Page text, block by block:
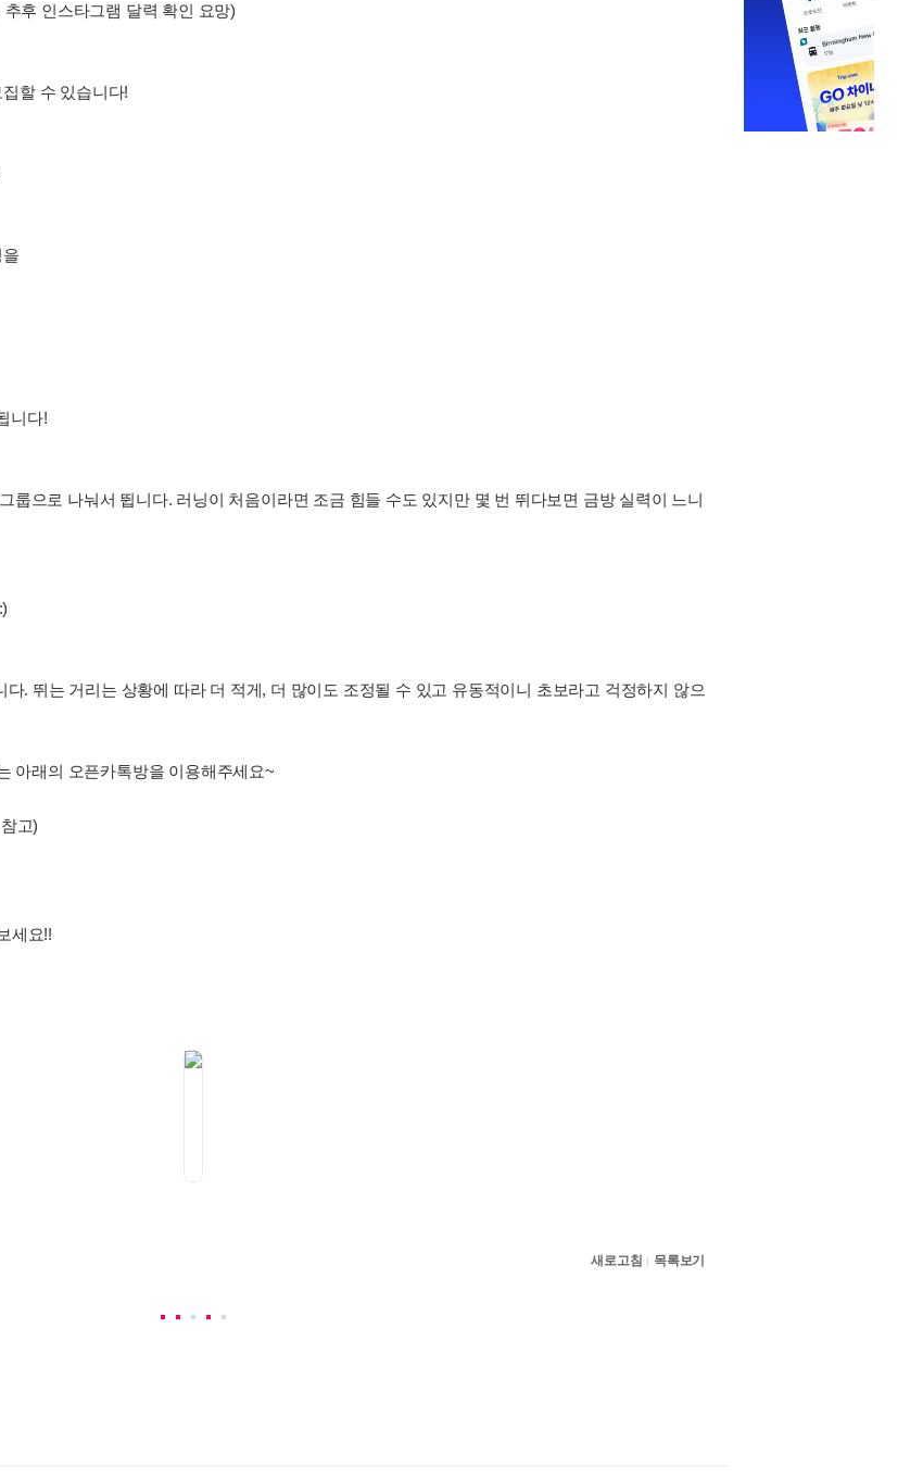
후 인스타그램 달력 확인 요망)
할 수 있습니다!
니다!
룹으로 나눠서 뜁니다. 러닝이 처음이라면 조금 힘들 수도 있지만 몇 번 뛰다보면 금방 실력이 느니
. 뛰는 거리는 상황에 따라 더 적게, 더 많이도 조정될 수 있고 유동적이니 초보라고 걱정하지 않으
아래의 오픈카톡방을 이용해주세요~
고)
세요!!
새로고침 | 목록보기